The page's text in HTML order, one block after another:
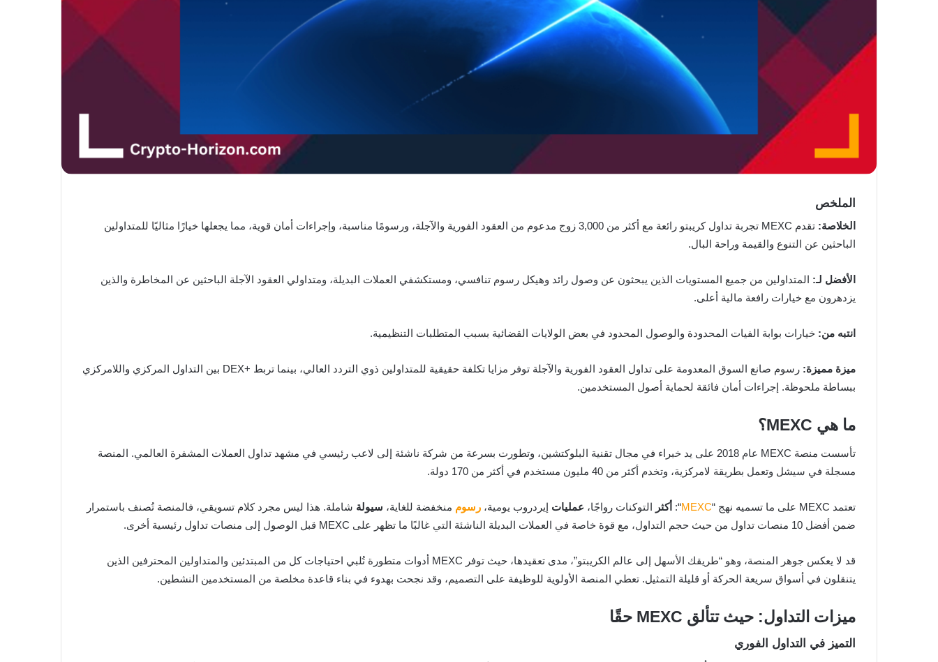
الملخص
الخلاصة:
تقدم MEXC تجربة تداول كريبتو رائعة مع أكثر من 3,000 زوج مدعوم من العقود الفورية والآجلة، ورسومًا مناسبة، وإجراءات أمان قوية، مما يجعلها خيارًا مثاليًا للمتداولين
الباحثين عن التنوع والقيمة وراحة البال.
الأفضل لـ: المتداولين من جميع المستويات الذين يبحثون عن وصول رائد وهيكل رسوم تنافسي، ومستكشفي العملات البديلة، ومتداولي العقود الآجلة الباحثين عن المخاطرة والذين
يزدهرون مع خيارات رافعة مالية أعلى.
انتبه من: خيارات بوابة الفيات المحدودة والوصول المحدود في بعض الولايات القضائية بسبب المتطلبات التنظيمية.
ميزة مميزة:
رسوم صانع السوق المعدومة على تداول العقود الفورية والآجلة توفر مزايا تكلفة حقيقية للمتداولين ذوي التردد العالي، بينما تربط +DEX بين التداول المركزي واللامركزي
ببساطة ملحوظة. إجراءات أمان فائقة لحماية أصول المستخدمين.
ما هي MEXC؟
تأسست منصة MEXC عام 2018 على يد خبراء في مجال تقنية البلوكتشين، وتطورت بسرعة من شركة ناشئة إلى لاعب رئيسي في مشهد تداول العملات المشفرة العالمي. المنصة
مسجلة في سيشل وتعمل بطريقة لامركزية، وتخدم أكثر من 40 مليون مستخدم في أكثر من 170 دولة.
تعتمد MEXC على ما تسميه نهج “ MEXC
“: أكثر التوكنات رواجًا، عمليات إيردروب يومية، رسوم منخفضة للغاية، سيولة شاملة. هذا ليس مجرد كلام تسويقي، فالمنصة تُصنف باستمرار
ضمن أفضل 10 منصات تداول من حيث حجم التداول، مع قوة خاصة في العملات البديلة الناشئة التي غالبًا ما تظهر على MEXC قبل الوصول إلى منصات تداول رئيسية أخرى.
قد لا يعكس جوهر المنصة، وهو “طريقك الأسهل إلى عالم الكريبتو”، مدى تعقيدها، حيث توفر MEXC أدوات متطورة تُلبي احتياجات كل من المبتدئين والمتداولين المحترفين الذين
يتنقلون في أسواق سريعة الحركة أو قليلة التمثيل. تعطي المنصة الأولوية للوظيفة على التصميم، وقد نجحت بهدوء في بناء قاعدة مخلصة من المستخدمين النشطين.
ميزات التداول: حيث تتألق MEXC حقًا
التميز في التداول الفوري